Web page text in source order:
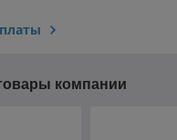
компании